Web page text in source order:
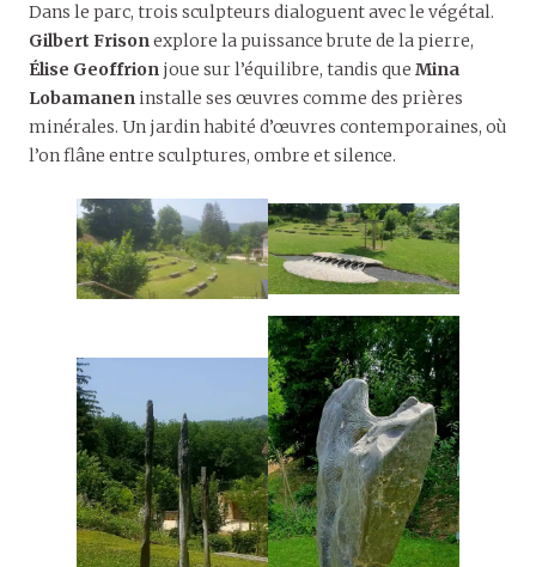
Dans le parc, trois sculpteurs dialoguent avec le végétal.
Gilbert Frisonexplore la puissance brute de la pierre,
Élise Geoffrion joue sur l’équilibre, tandis que Mina
Lobamanen installe ses œuvres comme des prières
minérales. Un jardin habité d’œuvres contemporaines, où
l’on flâne entre sculptures, ombre et silence.